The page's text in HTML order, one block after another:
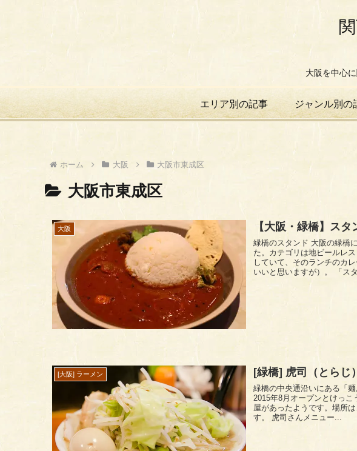
大阪を中心
エリア別の記事 ジャンル別の
ホーム 大阪 大阪市東成区
大阪市東成区
大阪 【大阪・緑橋】ス
緑橋のスタンド 大阪の緑橋にある「スタンド」にランチで行ってみまし
た。カテゴリは地ビールレ
していて、そのランチのカ
いいと思いますが
[大阪] ラーメン [緑橋] 虎司（とらじ）
緑橋の中央通沿いにある「
2015年8月オープンとけっ
屋があったようです。場所
す。 虎司さんメニュー...